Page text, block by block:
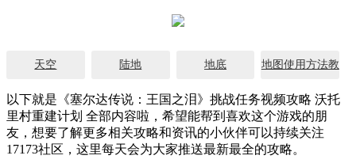
天空 陆地 地底 地图使用方法教
学
以下就是《塞尔达传说：王国之泪》挑战任务视频攻略 沃托
里村重建计划 全部内容啦，希望能帮到喜欢这个游戏的朋
友，想要了解更多相关攻略和资讯的小伙伴可以持续关注
17173社区，这里每天会为大家推送最新最全的攻略。